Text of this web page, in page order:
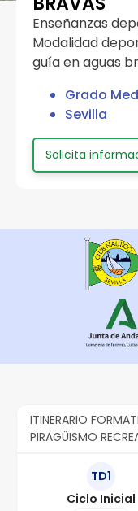
Enseñanzas
Modalidad
guía en aguas
Grado
Sevilla
Solicita
ITINERARIO
PIRAGÜISMO
TD1
Ciclo Inicial